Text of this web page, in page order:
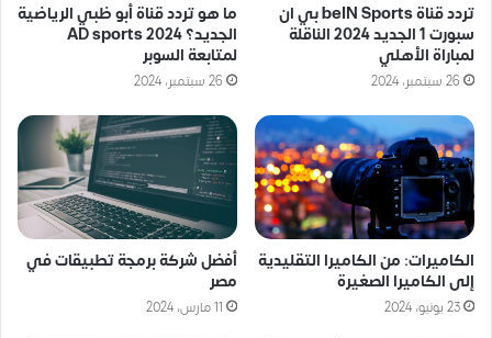
تردد قناة beIN Sports بي ان
سبورت 1 الجديد 2024 الناقلة
لمباراة الأهلي
26 سبتمبر، 2024
ما هو تردد قناة أبو ظبي الرياضية
الجديد؟ AD sports 2024
لمتابعة السوبر
26 سبتمبر، 2024
الكاميرات: من الكاميرا التقليدية
إلى الكاميرا الصغيرة
23 يونيو، 2024
أفضل شركة برمجة تطبيقات في
مصر
11 مارس، 2024